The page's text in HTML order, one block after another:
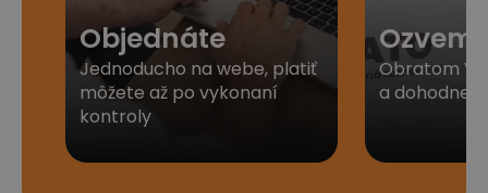
Objednáte
Jednoducho na webe, platiť
môžete až po vykonaní
kontroly
Obratom
a